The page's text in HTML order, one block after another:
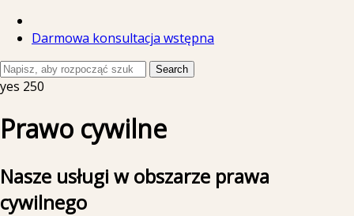
Darmowa konsultacja wstępna
Search
yes 250
Prawo cywilne
Nasze usługi w obszarze prawa
cywilnego